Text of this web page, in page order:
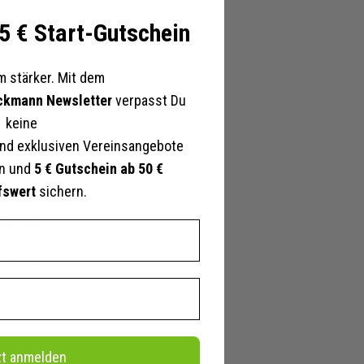
weiß
164, 176
€ Start-Gutschein
stärker. Mit dem
Newsletterverpasst Du
keine
exklusiven Vereinsangebote
und 5 € Gutschein ab 50 €
sichern.
anmelden